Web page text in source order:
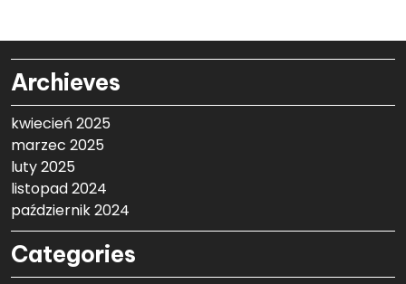
Archieves
kwiecień 2025
marzec 2025
luty 2025
listopad 2024
październik 2024
Categories